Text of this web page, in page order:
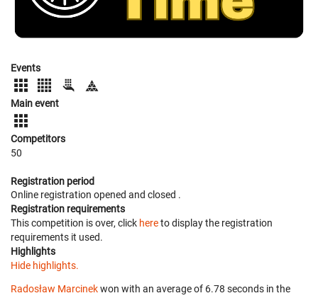
Events
Main event
Competitors
50
Registration period
Online registration opened and closed .
Registration requirements
This competition is over, click hereto display the registration
requirements it used.
Highlights
Hide highlights.
Radosław Marcinekwon with an average of 6.78 seconds in the